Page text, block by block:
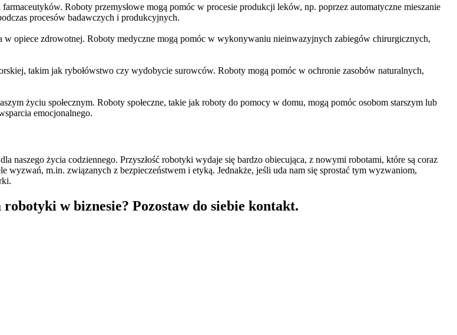
Roboty przemysłowe mogą pomóc w procesie produkcji leków, np. poprzez automatyczne mieszanie
procesów badawczych i produkcyjnych.
opiece zdrowotnej. Roboty medyczne mogą pomóc w wykonywaniu nieinwazyjnych zabiegów chirurgicznych,
takim jak rybołówstwo czy wydobycie surowców. Roboty mogą pomóc w ochronie zasobów naturalnych,
życiu społecznym. Roboty społeczne, takie jak roboty do pomocy w domu, mogą pomóc osobom starszym lub
emocjonalnego.
naszego życia codziennego. Przyszłość robotyki wydaje się bardzo obiecująca, z nowymi robotami, które są coraz
m.in. związanych z bezpieczeństwem i etyką. Jednakże, jeśli uda nam się sprostać tym wyzwaniom,
w biznesie? Pozostaw do siebie kontakt.